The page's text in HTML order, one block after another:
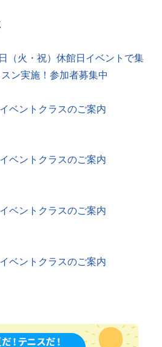
（火・祝）休館日イベントで集
ン実施！参加者募集中
ベントクラスのご案内
ベントクラスのご案内
ベントクラスのご案内
ベントクラスのご案内